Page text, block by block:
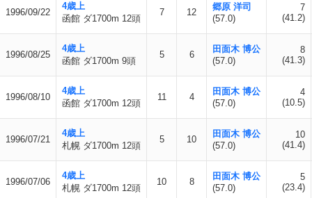
1996/09/22
4歳上
函館 ダ1700m 12頭
7 12
郷原 洋司
(57.0)
7
(41.2)
1996/08/25
4歳上
函館 ダ1700m 9頭
5 6
田面木 博公
(57.0)
8
(41.3)
1996/08/10
4歳上
函館 ダ1700m 12頭
11 4
田面木 博公
(57.0)
4
(10.5)
1996/07/21
4歳上
札幌 ダ1700m 12頭
5 10
田面木 博公
(57.0)
10
(41.4)
1996/07/06
4歳上
札幌 ダ1700m 12頭
10 8
田面木 博公
(57.0)
5
(23.4)